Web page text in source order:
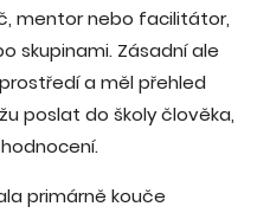
mentor nebo facilitátor,
skupinami. Zásadní ale
a měl přehled
poslat do školy člověka,
primárně kouče